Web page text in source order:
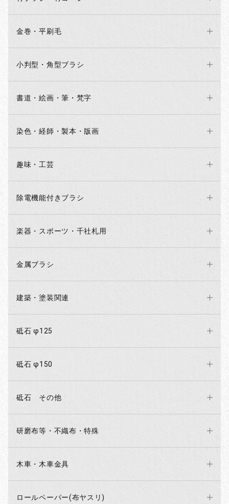
金巻・平刷毛
小判型・角型ブラシ
書道・絵画・筆・梵字
染色・経師・製本・版画
趣味・工芸
除電機能付きブラシ
楽器・スポーツ・千社札用
金属ブラシ
建築・塗装関連
砥石 φ125
砥石 φ150
砥石 その他
研磨布等・不織布・特殊
木車・木車金具
ロールペーパー(布ヤスリ)